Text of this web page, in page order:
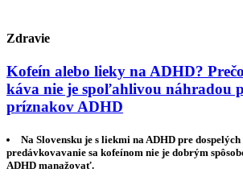
Zdravie
Kofeín alebo lieky na ADHD?
káva nie je spoľahlivou náhradou
príznakov ADHD
Na Slovensku je s liekmi na ADHD pre
predávkovavanie sa kofeínom nie je dobrým
ADHD manažovať.